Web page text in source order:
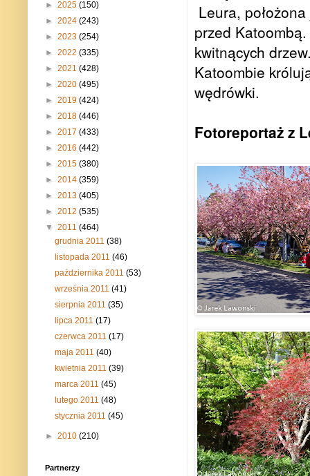
Leura,
przed
kwitnących
Katoombie
wędrówki.
Fotoreportaż z
► 2025 (150)
► 2024 (243)
► 2023 (254)
► 2022 (335)
► 2021 (428)
► 2020 (495)
► 2019 (424)
► 2018 (446)
► 2017 (433)
► 2016 (442)
► 2015 (380)
► 2014 (359)
► 2013 (405)
► 2012 (535)
▼ 2011 (464)
grudnia 2011(38)
listopada 2011(46)
października 2011(53)
września 2011(41)
sierpnia 2011(35)
lipca 2011(17)
czerwca 2011(17)
maja 2011(40)
kwietnia 2011(39)
marca 2011(45)
lutego 2011(48)
stycznia 2011(45)
► 2010 (210)
Partnerzy